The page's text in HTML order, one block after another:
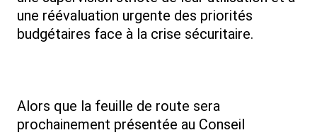
une réévaluation urgente des priorités
budgétaires face à la crise sécuritaire.
Alors que la feuille de route sera
prochainement présentée au Conseil